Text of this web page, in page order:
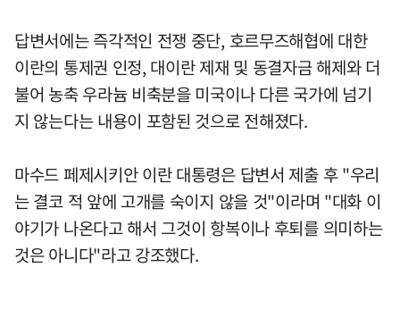
답변서에는 즉각적인 전쟁 중단, 호르무즈해협에 대한
이란의 통제권 인정, 대이란 제재 및 동결자금 해제와 더
불어 농축 우라늄 비축분을 미국이나 다른 국가에 넘기
지 않는다는 내용이 포함된 것으로 전해졌다.
마수드 페제시키안 이란 대통령은 답변서 제출 후 "우리
는 결코 적 앞에 고개를 숙이지 않을 것"이라며 "대화 이
야기가 나온다고 해서 그것이 항복이나 후퇴를 의미하는
것은 아니다"라고 강조했다.